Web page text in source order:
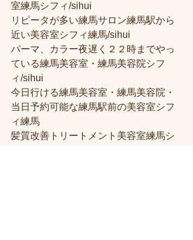
室練馬シフィ/sihui
リピータが多い練馬サロン練馬駅から
近い美容室シフィ練馬/sihui
パーマ、カラー夜遅く２２時までやっ
ている練馬美容室・練馬美容院シフ
ィ/sihui
今日行ける練馬美容室・練馬美容院・
当日予約可能な練馬駅前の美容室シフ
ィ練馬
髪質改善トリートメント美容室練馬シ